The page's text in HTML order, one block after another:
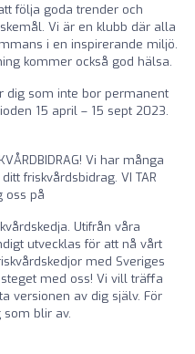
följa goda trender och
Vi är en klubb där alla
i en inspirerande miljö.
kommer också god hälsa.
dig som inte bor permanent
15 april – 15 sept 2023.
Vi har många
friskvårdsbidrag. VI TAR
oss på
Utifrån våra
utvecklas för att nå vårt
med Sveriges
med oss! Vi vill träffa
versionen av dig själv. För
blir av.